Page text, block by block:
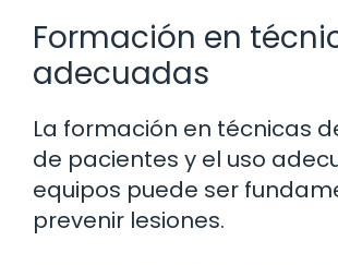
Formación en
adecuadas
La formación en técnicas
de pacientes y el uso
equipos puede ser
prevenir lesiones.